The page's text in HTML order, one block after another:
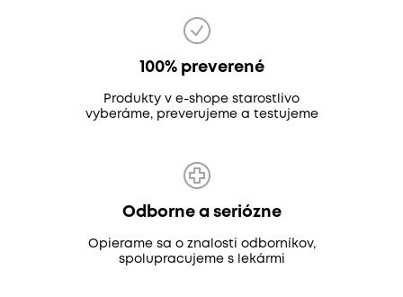
100% preverené
Produkty v e-shope starostlivo
vyberáme, preverujeme a testujeme
Odborne a seriózne
Opierame sa o znalosti odborníkov,
spolupracujeme s lekármi